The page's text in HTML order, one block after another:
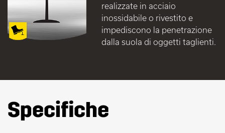
realizzate in acciaio
inossidabile o rivestito e
impediscono la penetrazione
dalla suola di oggetti taglienti.
Specifiche